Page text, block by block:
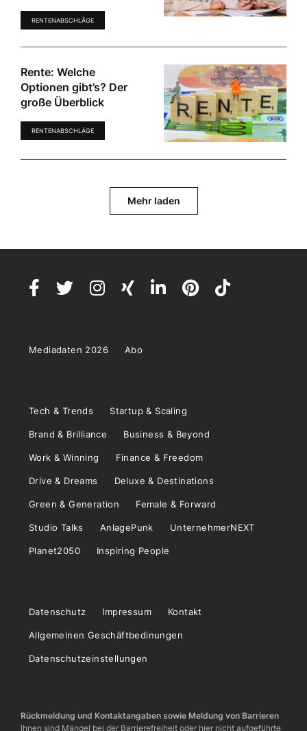
RENTENABSCHLÄGE
Rente: Welche
Optionen gibt’s? Der
große Überblick
RENTENABSCHLÄGE
Mehr laden
Mediadaten 2026 Abo
Tech & Trends Startup & Scaling
Brand & Brilliance Business & Beyond
Work & Winning Finance & Freedom
Drive & Dreams Deluxe & Destinations
Green & Generation Female & Forward
Studio Talks AnlagePunk UnternehmerNEXT
Planet2050 Inspiring People
Datenschutz Impressum Kontakt
Allgemeinen Geschäftbedinungen
Datenschutzeinstellungen
Rückmeldung und Kontaktangaben sowie Meldung von Barrieren
Ihnen sind Mängel bei der Barrierefreiheit oder hier nicht aufgeführte